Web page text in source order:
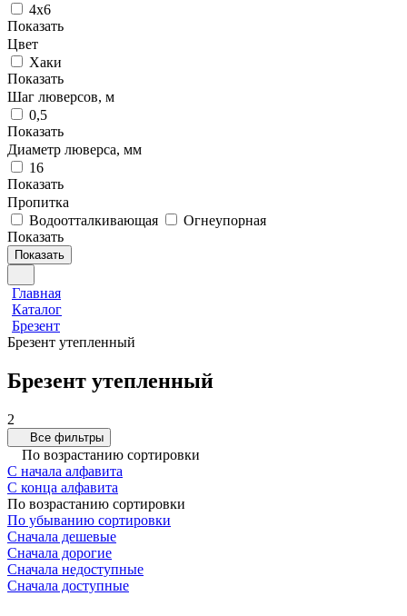
4х6
Показать
Цвет
Хаки
Показать
Шаг люверсов, м
0,5
Показать
Диаметр люверса, мм
16
Показать
Пропитка
Водоотталкивающая
Огнеупорная
Показать
Показать
Главная
Каталог
Брезент
Брезент утепленный
Брезент утепленный
2
Все фильтры
По возрастанию сортировки
С начала алфавита
С конца алфавита
По возрастанию сортировки
По убыванию сортировки
Сначала дешевые
Сначала дорогие
Сначала недоступные
Сначала доступные